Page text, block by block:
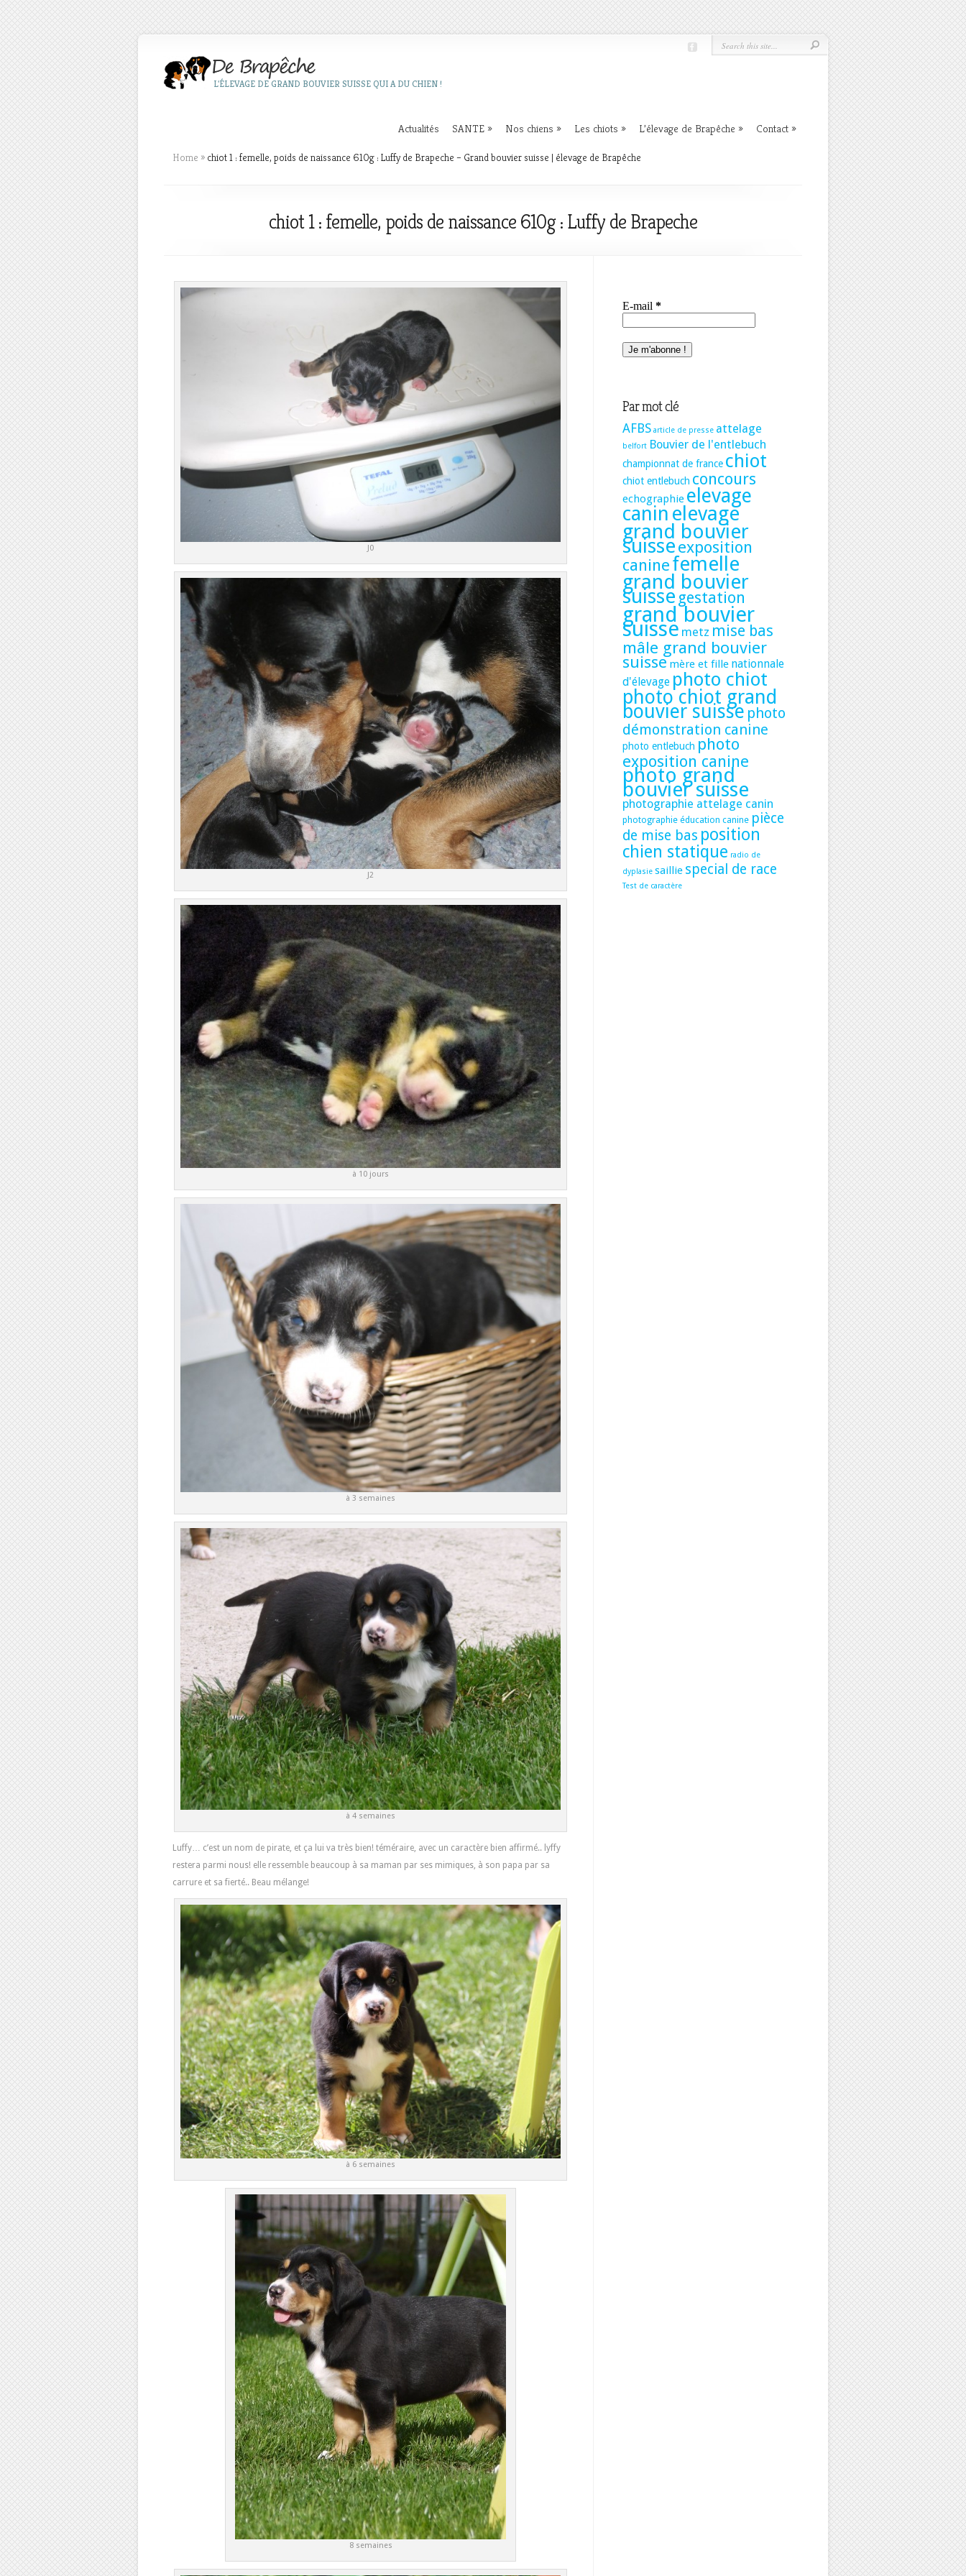
L'ÉLEVAGE DE GRAND BOUVIER SUISSE QUI A DU CHIEN !
Actualités SANTE » Nos chiens » Les chiots » L’élevage de Brapêche » Contact »
Home » chiot 1 : femelle, poids de naissance 610g : Luffy de Brapeche – Grand bouvier suisse | élevage de Brapêche
chiot 1 : femelle, poids de naissance 610g : Luffy de Brapeche
J0
J2
à 10 jours
à 3 semaines
à 4 semaines
Luffy… c’est un nom de pirate, et ça lui va très bien! téméraire, avec un caractère bien affirmé.. lyffy
restera parmi nous! elle ressemble beaucoup à sa maman par ses mimiques, à son papa par sa
carrure et sa fierté.. Beau mélange!
à 6 semaines
8 semaines
Par mot clé
AFBS article de presse attelage
belfort Bouvier de l'entlebuch
championnat de france chiot
chiot entlebuch concours
echographie elevage
canin elevage
grand bouvier
suisseexposition
caninefemelle
grand bouvier
suisse gestation
grand bouvier
suisse metz mise bas
mâle grand bouvier
suisse mère et fille nationnale
d'élevage photo chiot
photo chiot grand
bouvier suisse photo
démonstration canine
photo entlebuch photo
exposition canine
photo grand
bouvier suisse
photographie attelage canin
photographie éducation canine pièce
de mise bas position
chien statique radio de
dyplasie saillie special de race
Test de caractère